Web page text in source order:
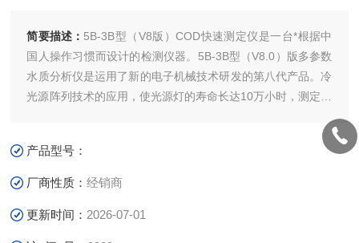
简要描述： 5B-3B型（V8版）COD快速测定仪是一台*根据中
国人操作习惯而设计的检测仪器。5B-3B型（V8.0）版多参数
水质分析仪是运用了新的电子机械技术研发的第八代产品。冷
光源阵列技术的应用，使光源灯的寿命长达10万小时，测定参
产品型号：
厂商性质：经销商
更新时间： 2026-07-01